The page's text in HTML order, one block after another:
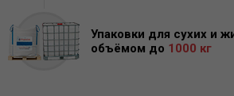
Упаковки для сухих и
объёмом до 1000 кг